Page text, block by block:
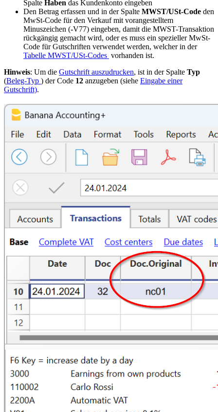
Spalte Haben das Kundenkonto eingeben
Den Betrag erfassen und in der Spalte MWST/USt-Code den
MwSt-Code für den Verkaufmit vorangestelltem
Minuszeichen (-V77) eingeben, damit die MWST-Transaktion
rückgängig gemacht wird, oder es muss ein spezieller MwSt-
Code für Gutschriften verwendet werden, welcher in der
Tabelle MWST/USt-Codes vorhanden ist.
Hinweis: Um die Gutschrift auszudrucken, ist in der Spalte Typ
(Beleg-Typ ) der Code 12 anzugeben (siehe Eingabe einer
Gutschrift).